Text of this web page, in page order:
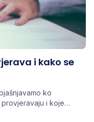
i kako se
ko
i koje